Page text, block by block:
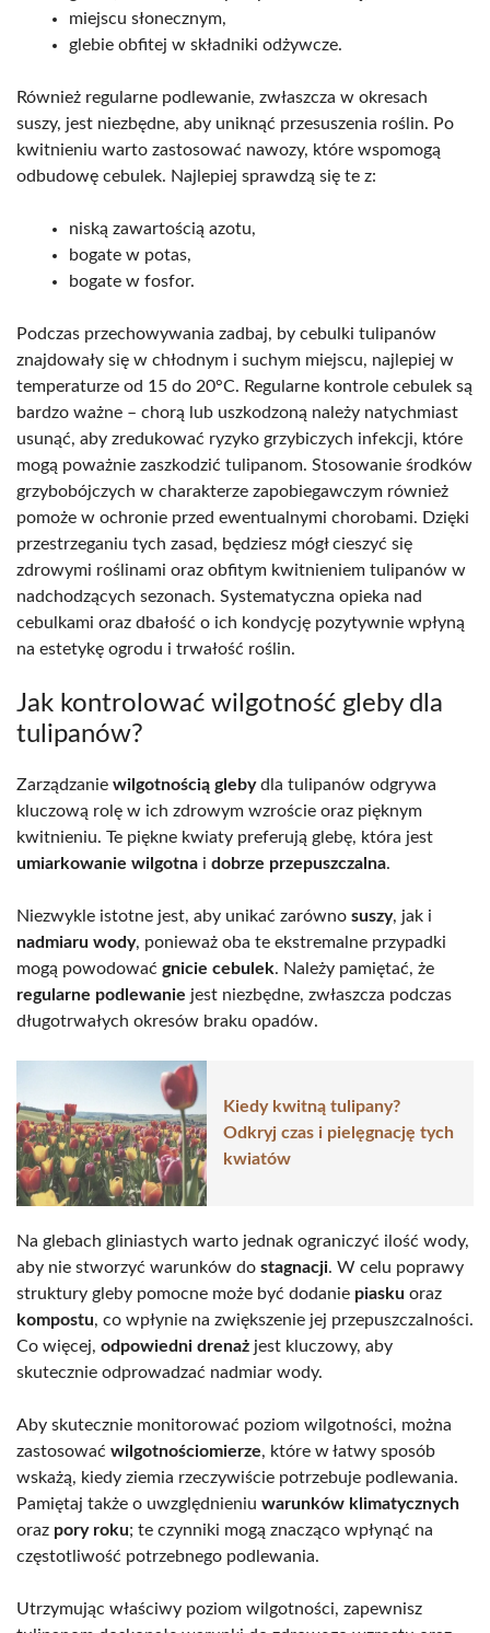
miejscu słonecznym,
glebie obfitej w składniki odżywcze.
Również regularne podlewanie, zwłaszcza w okresach
suszy, jest niezbędne, aby uniknąć przesuszenia roślin. Po
kwitnieniu warto zastosować nawozy, które wspomogą
odbudowę cebulek. Najlepiej sprawdzą się te z:
niską zawartością azotu,
bogate w potas,
bogate w fosfor.
Podczas przechowywania zadbaj, by cebulki tulipanów
znajdowały się w chłodnym i suchym miejscu, najlepiej w
temperaturze od 15 do 20°C. Regularne kontrole cebulek są
bardzo ważne – chorą lub uszkodzoną należy natychmiast
usunąć, aby zredukować ryzyko grzybiczych infekcji, które
mogą poważnie zaszkodzić tulipanom. Stosowanie środków
grzybobójczych w charakterze zapobiegawczym również
pomoże w ochronie przed ewentualnymi chorobami. Dzięki
przestrzeganiu tych zasad, będziesz mógł cieszyć się
zdrowymi roślinami oraz obfitym kwitnieniem tulipanów w
nadchodzących sezonach. Systematyczna opieka nad
cebulkami oraz dbałość o ich kondycję pozytywnie wpłyną
na estetykę ogrodu i trwałość roślin.
Jak kontrolować wilgotność gleby dla
tulipanów?
Zarządzanie wilgotnością glebydla tulipanów odgrywa
kluczową rolę w ich zdrowym wzroście oraz pięknym
kwitnieniu. Te piękne kwiaty preferują glebę, która jest
umiarkowanie wilgotna i dobrze przepuszczalna.
Niezwykle istotne jest, aby unikać zarówno suszy, jak i
nadmiaru wody, ponieważ oba te ekstremalne przypadki
mogą powodować gnicie cebulek. Należy pamiętać, że
regularne podlewanie jest niezbędne, zwłaszcza podczas
długotrwałych okresów braku opadów.
Kiedy kwitną tulipany?
Odkryj czas i pielęgnację tych
kwiatów
Na glebach gliniastych warto jednak ograniczyć ilość wody,
aby nie stworzyć warunków do stagnacji. W celu poprawy
struktury gleby pomocne może być dodanie piasku oraz
kompostu, co wpłynie na zwiększenie jej przepuszczalności.
Co więcej, odpowiedni drenaż jest kluczowy, aby
skutecznie odprowadzać nadmiar wody.
Aby skutecznie monitorować poziom wilgotności, można
zastosować wilgotnościomierze, które w łatwy sposób
wskażą, kiedy ziemia rzeczywiście potrzebuje podlewania.
Pamiętaj także o uwzględnieniu warunków klimatycznych
oraz pory roku; te czynniki mogą znacząco wpłynąć na
częstotliwość potrzebnego podlewania.
Utrzymując właściwy poziom wilgotności, zapewnisz